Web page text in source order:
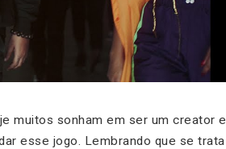
muitos sonham em ser um creator e
esse jogo. Lembrando que se trata